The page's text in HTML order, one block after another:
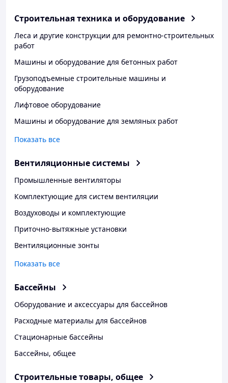
Строительная техника и оборудование
Леса и другие конструкции для ремонтно-строительных
работ
Машины и оборудование для бетонных работ
Грузоподъемные строительные машины и
оборудование
Лифтовое оборудование
Машины и оборудование для земляных работ
Показать все
Вентиляционные системы
Промышленные вентиляторы
Комплектующие для систем вентиляции
Воздуховоды и комплектующие
Приточно-вытяжные установки
Вентиляционные зонты
Показать все
Бассейны
Оборудование и аксессуары для бассейнов
Расходные материалы для бассейнов
Стационарные бассейны
Бассейны, общее
Строительные товары, общее